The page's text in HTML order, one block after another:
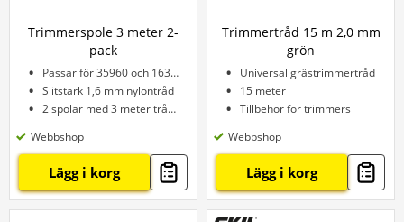
Trimmerspole 3 meter 2-
pack
Passar för 35960 och 16301
Slitstark 1,6 mm nylontråd
2 spolar med 3 meter tråd per spole
Webbshop
Lägg i korg
Trimmertråd 15 m 2,0 mm
grön
Universal grästrimmertråd
15 meter
Tillbehör för trimmers
Webbshop
Lägg i korg